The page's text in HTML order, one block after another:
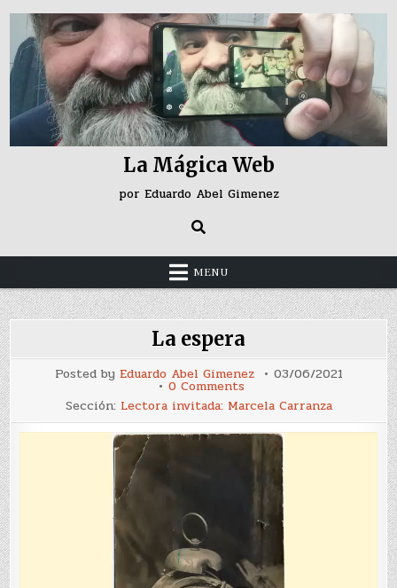
Skip
content
La Mágica Web
por Eduardo Abel Gimenez
MENU
La espera
Posted by Eduardo Abel Gimenez 03/06/2021
0 Commentson
espera
Sección: Lectora invitada: Marcela Carranza